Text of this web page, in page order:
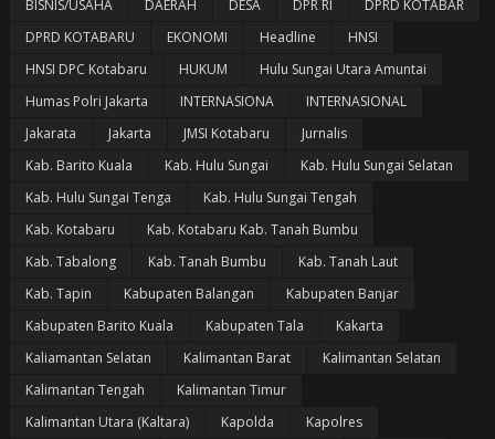
BISNIS/USAHA
DAERAH DESA DPR RI
DPRD KOTABAR
DPRD KOTABARU
EKONOMI Headline
HNSI
HNSI DPC Kotabaru
HUKUM
Hulu Sungai Utara Amuntai
Humas Polri Jakarta
INTERNASIONA
INTERNASIONAL
Jakarata
Jakarta JMSI Kotabaru
Jurnalis
Kab. Barito Kuala
Kab. Hulu Sungai
Kab. Hulu Sungai Selatan
Kab. Hulu Sungai Tenga
Kab. Hulu Sungai Tengah
Kab. Kotabaru
Kab. Kotabaru Kab. Tanah Bumbu
Kab. Tabalong
Kab. Tanah Bumbu
Kab. Tanah Laut
Kab. Tapin
Kabupaten Balangan
Kabupaten Banjar
Kabupaten Barito Kuala
Kabupaten Tala
Kakarta
Kaliamantan Selatan
Kalimantan Barat
Kalimantan Selatan
Kalimantan Tengah
Kalimantan Timur
Kalimantan Utara (Kaltara)
Kapolda
Kapolres